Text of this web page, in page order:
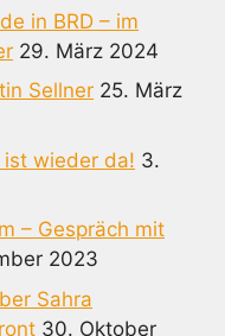
in BRD – im
29. März 2024
Sellner 25. März
ist wieder da! 3.
– Gespräch mit
2023
Sahra
30. Oktober